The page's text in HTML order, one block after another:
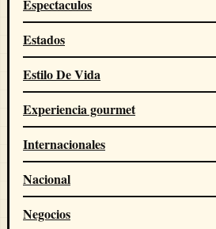
Espectaculos
Estados
Estilo De Vida
Experiencia gourmet
Internacionales
Nacional
Negocios